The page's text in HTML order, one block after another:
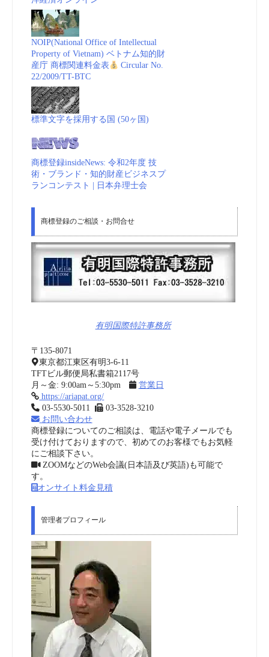
NOIP(National Office of Intellectual
Property of Vietnam) ベトナム知的財
産庁 商標関連料金表
Circular No.
22/2009/TT-BTC
標準文字を採用する国 (50ヶ国)
商標登録insideNews: 令和2年度 技
術・ブランド・知的財産ビジネスプ
ランコンテスト | 日本弁理士会
商標登録のご相談・お問合せ
有明国際特許事務所
〒135-8071
東京都江東区有明3-6-11
TFTビル郵便局私書箱2117号
月～金: 9:00am～5:30pm
営業日
https://ariapat.org/
03-5530-5011
03-3528-3210
お問い合わせ
商標登録についてのご相談は、電話や電子メールでも
受け付けておりますので、初めてのお客様でもお気軽
にご相談下さい。
ZOOMなどのWeb会議(日本語及び英語)も可能で
す。
オンサイト料金見積
管理者プロフィール